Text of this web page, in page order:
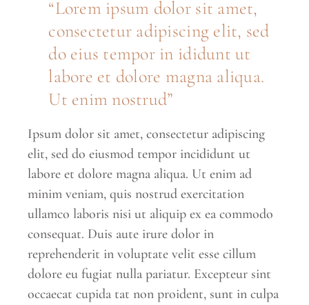
“Lorem ipsum dolor sit amet,
consectetur adipiscing elit, sed
do eius tempor in ididunt ut
labore et dolore magna aliqua.
Ut enim nostrud”
Ipsum dolor sit amet, consectetur adipiscing
elit, sed do eiusmod tempor incididunt ut
labore et dolore magna aliqua. Ut enim ad
minim veniam, quis nostrud exercitation
ullamco laboris nisi ut aliquip ex ea commodo
consequat. Duis aute irure dolor in
reprehenderit in voluptate velit esse cillum
dolore eu fugiat nulla pariatur. Excepteur sint
occaecat cupida tat non proident, sunt in culpa